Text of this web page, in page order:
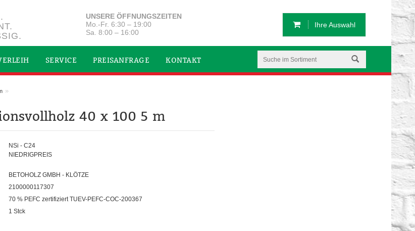
UNSERE ÖFFNUNGSZEITEN
Mo.-Fr. 6:30 – 19:00
Sa. 8:00 – 16:00
Ihre Auswahl
SERVICE PREISANFRAGE KONTAKT
»
40 x 100 5 m
NSi - C24
NIEDRIGPREIS
BETOHOLZ GMBH - KLÖTZE
2100000117307
70 % PEFC zertifiziert TUEV-PEFC-COC-200367
1 Stck